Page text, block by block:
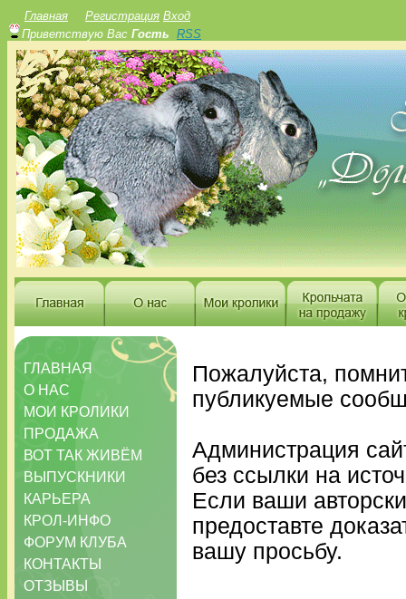
Главная Регистрация Вход
Приветствую Вас Гость RSS
ГЛАВНАЯ
О НАС
МОИ КРОЛИКИ
ПРОДАЖА
ВОТ ТАК ЖИВЁМ
ВЫПУСКНИКИ
КАРЬЕРА
КРОЛ-ИНФО
ФОРУМ КЛУБА
КОНТАКТЫ
ОТЗЫВЫ
Пожалуйста,
публикуемые
Администрация
без ссылки на
Если ваши
предоставте
вашу просьбу.